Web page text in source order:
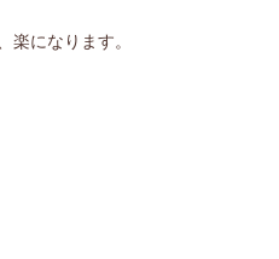
になります。